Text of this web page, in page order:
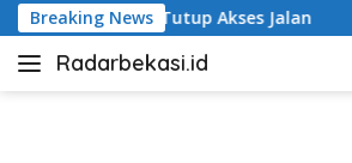
Langsung
ke
konten
Breaking News
Jalan 100 Hari Berlalu,
Radarbekasi.id
Berita